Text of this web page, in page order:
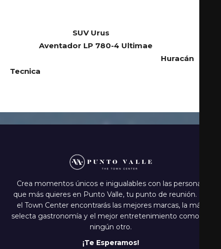
SUV Urus
Aventador LP 780-4 Ultimae
Huracán
Tecnica
Crea momentos únicos e inigualables con las personas
que más quieres en Punto Valle, tu punto de reunión. En
el Town Center encontrarás las mejores marcas, la más
selecta gastronomía y el mejor entretenimiento como en
ningún otro.
¡Te Esperamos!